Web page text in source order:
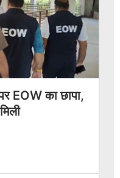
EOW का छापा,